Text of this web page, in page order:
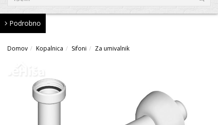
Podrobno
Domov Kopalnica Sifoni Za umivalnik